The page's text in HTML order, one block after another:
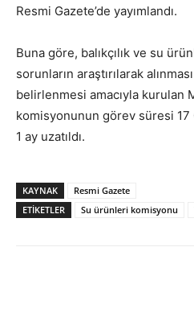
Resmi Gazete’de yayımlandı.
Buna göre, balıkçılık ve su
sorunların araştırılarak
belirlenmesi amacıyla kurulan
komisyonunun görev süresi
1 ay uzatıldı.
KAYNAK
Resmi Gazete
ETİKETLER
Su ürünleri komisyonu